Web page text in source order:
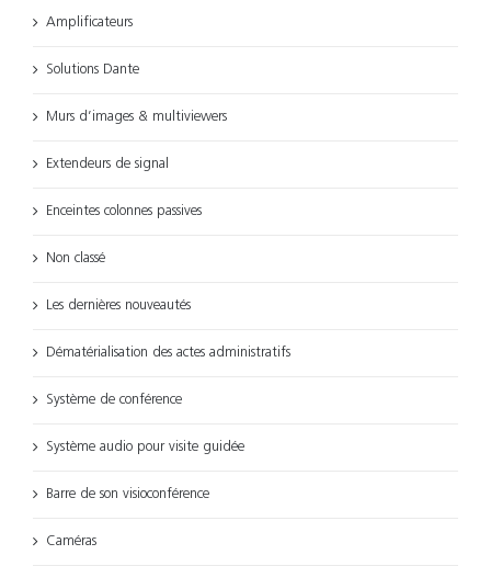
Amplificateurs
Solutions Dante
Murs d’images & multiviewers
Extendeurs de signal
Enceintes colonnes passives
Non classé
Les dernières nouveautés
Dématérialisation des actes administratifs
Système de conférence
Système audio pour visite guidée
Barre de son visioconférence
Caméras